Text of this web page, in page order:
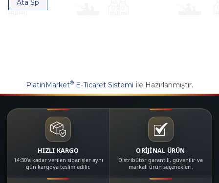
Ata Sp
PlatinMarket® E-Ticaret Sistemi İle Hazırlanmıştır.
HIZLI KARGO
14:30'a kadar verilen siparişler aynı
gün kargoya teslim edilir.
ORİJİNAL ÜRÜN
Distribütör garantili, güvenilir ve
markalı ürün seçenekleri.